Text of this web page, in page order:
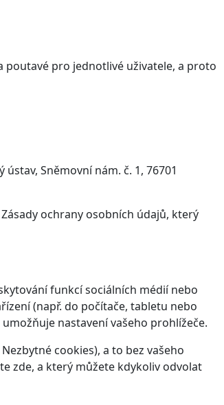
poutavé pro jednotlivé uživatele, a proto
Sněmovní nám. č. 1, 76701
ochrany osobních údajů, který
funkcí sociálních médií nebo
(např. do počítače, tabletu nebo
nastavení vašeho prohlížeče.
cookies), a to bez vašeho
zde, a který můžete kdykoliv odvolat